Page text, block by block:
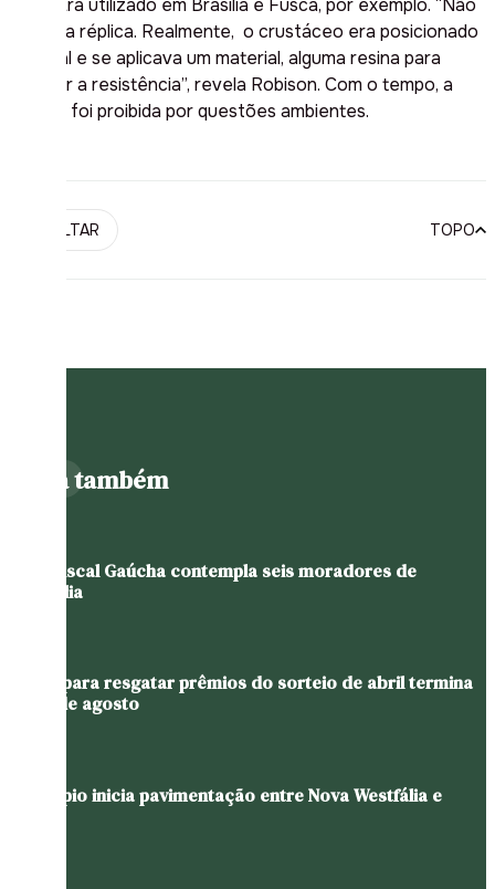
1970. Era utilizado em Brasília e Fusca, por exemplo. “Não
era uma réplica. Realmente, o crustáceo era posicionado
no local e se aplicava um material, alguma resina para
garantir a resistência”, revela Robison. Com o tempo, a
prática foi proibida por questões ambientes.
VOLTAR TOPO
Leia também
Nota Fiscal Gaúcha contempla seis moradores de
Westfália
Prazo para resgatar prêmios do sorteio de abril termina
em 11 de agosto
Município inicia pavimentação entre Nova Westfália e